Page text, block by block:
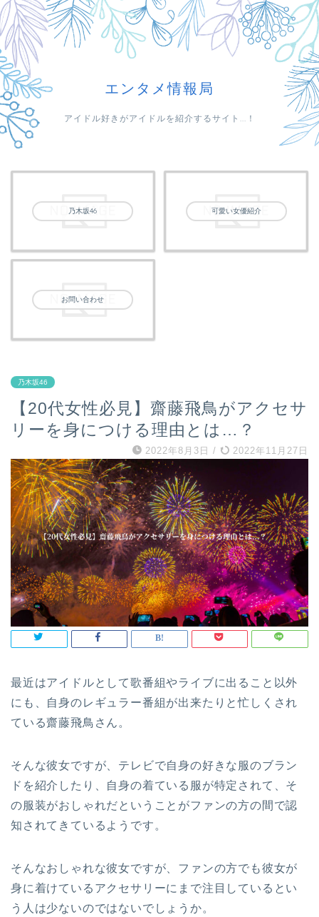
エンタメ情報局
アイドル好きがアイドルを紹介するサイト...！
乃木坂46 可愛い女優紹介
お問い合わせ
乃木坂46
【20代女性必見】齋藤飛鳥がアクセサ
リーを身につける理由とは…？
2022年8月3日 / 2022年11月27日
最近はアイドルとして歌番組やライブに出ること以外
にも、自身のレギュラー番組が出来たりと忙しくされ
ている齋藤飛鳥さん。
そんな彼女ですが、テレビで自身の好きな服のブラン
ドを紹介したり、自身の着ている服が特定されて、そ
の服装がおしゃれだということがファンの方の間で認
知されてきているようです。
そんなおしゃれな彼女ですが、ファンの方でも彼女が
身に着けているアクセサリーにまで注目しているとい
う人は少ないのではないでしょうか。